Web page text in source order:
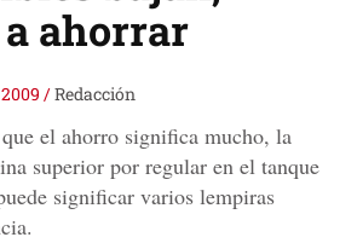
ahorrar
/Redacción
el ahorro significa mucho, la
superior por regular en el tanque
significar varios lempiras